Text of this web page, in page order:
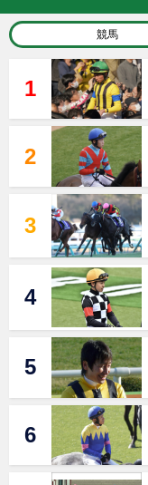
競馬